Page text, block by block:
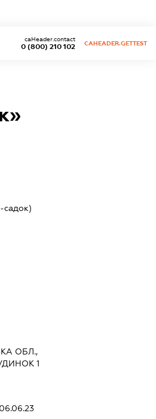
0 (800) 210 102
caHeader.contact
CAHEADER.GETTEST
садок)
ОБЛ.,
1